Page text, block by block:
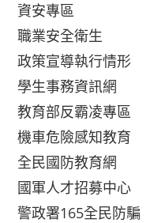
資安專區
職業安全衛生
政策宣導執行情形
學生事務資訊網
教育部反霸凌專區
機車危險感知教育
全民國防教育網
國軍人才招募中心
警政署165全民防騙